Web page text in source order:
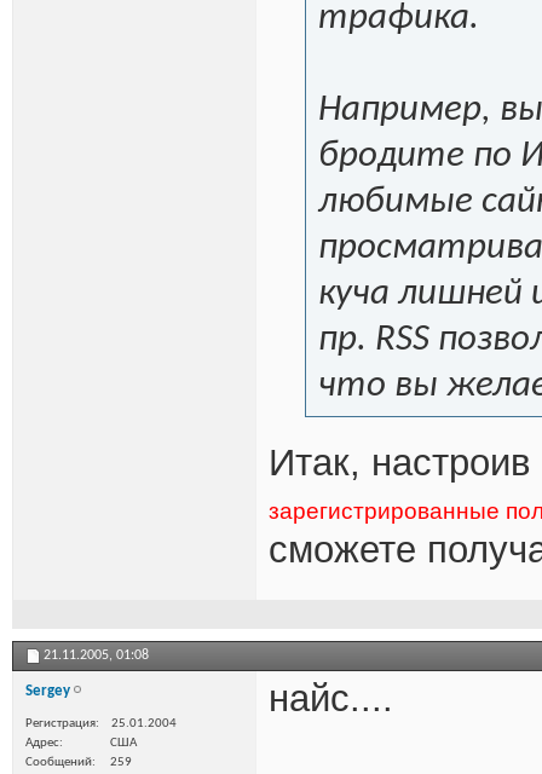
трафика.
Например,
бродите по
любимые
куча лишней
пр. RSS
что вы
Итак,
зарегистрированные
сможете
21.11.2005, 01:08
Sergey
Регистрация
25.01.2004
Адрес
США
Сообщений
259
найс....